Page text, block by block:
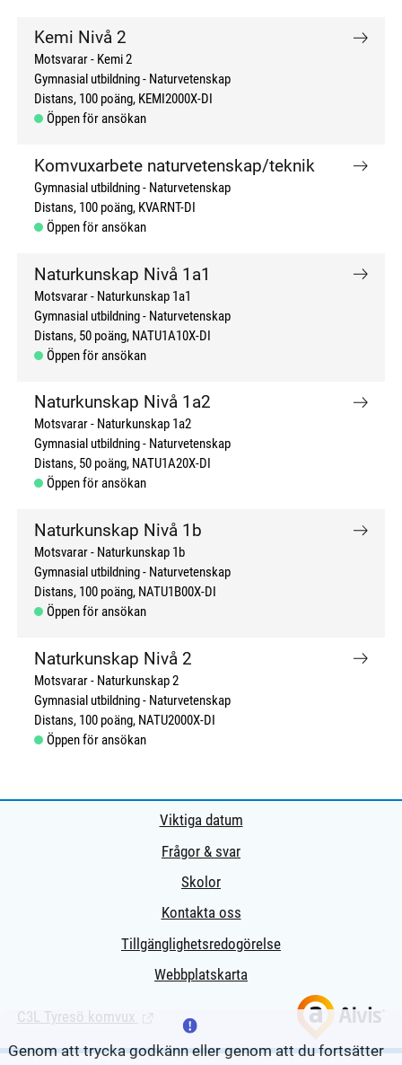
Kemi Nivå 2
Motsvarar - Kemi 2
Gymnasial utbildning
Naturvetenskap
Distans 100 poäng KEMI2000X-DI
Öppen för ansökan
Komvuxarbete naturvetenskap/teknik
Gymnasial utbildning
Naturvetenskap
Distans 100 poäng KVARNT-DI
Öppen för ansökan
Naturkunskap Nivå 1a1
Motsvarar - Naturkunskap 1a1
Gymnasial utbildning
Naturvetenskap
Distans 50 poäng NATU1A10X-DI
Öppen för ansökan
Naturkunskap Nivå 1a2
Motsvarar - Naturkunskap 1a2
Gymnasial utbildning
Naturvetenskap
Distans 50 poäng NATU1A20X-DI
Öppen för ansökan
Naturkunskap Nivå 1b
Motsvarar - Naturkunskap 1b
Gymnasial utbildning
Naturvetenskap
Distans 100 poäng NATU1B00X-DI
Öppen för ansökan
Naturkunskap Nivå 2
Motsvarar - Naturkunskap 2
Gymnasial utbildning
Naturvetenskap
Distans 100 poäng NATU2000X-DI
Öppen för ansökan
Viktiga datum
Frågor & svar
Skolor
Kontakta oss
Tillgänglighetsredogörelse
Webbplatskarta
C3L Tyresö komvux (Länk till extern sida.)
Genom att trycka godkänn eller genom att du fortsätter